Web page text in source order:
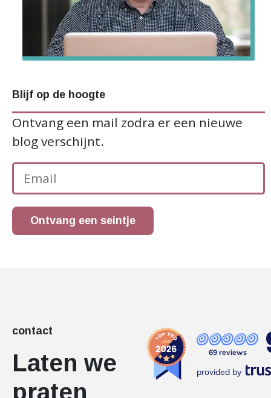
Blijf op de hoogte
Ontvang een mail zodra er een nieuwe
blog verschijnt.
Ontvang een seintje
contact
Laten we
praten
69 reviews
provided by